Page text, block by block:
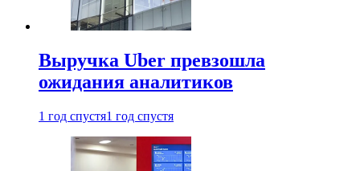
Выручка Uber превзошла
ожидания аналитиков
1 год спустя1 год спустя